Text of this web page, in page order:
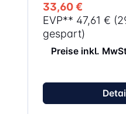
33,60 €
EVP** 47,61 €
gespart)
Preise inkl.